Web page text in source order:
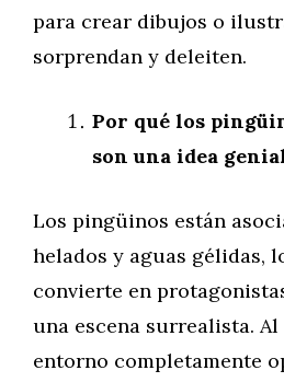
para crear dibujos o
sorprendan y deleiten.
Por qué los
son una idea
Los pingüinos están
helados y aguas gélidas,
convierte en
una escena surrealista.
entorno completamente